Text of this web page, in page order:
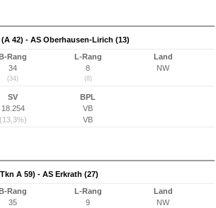
42) - AS Oberhausen-Lirich (13)
B-Rang
34
(34)
L-Rang
8
(8)
Land
NW
SV
18.254
(13,3%)
BPL
VB
VB
A 59) - AS Erkrath (27)
B-Rang
35
L-Rang
9
Land
NW